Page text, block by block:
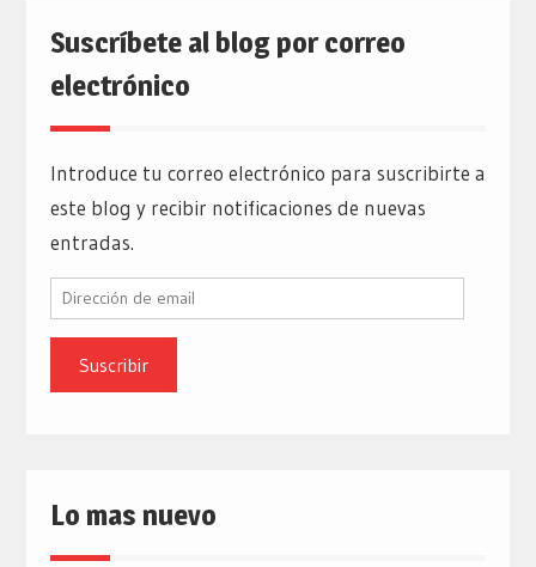
Suscríbete al blog por correo
electrónico
Introduce tu correo electrónico para suscribirte a
este blog y recibir notificaciones de nuevas
entradas.
Dirección
email
Lo mas nuevo